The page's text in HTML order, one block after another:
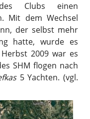
Clubs einen
Mit dem Wechsel
der selbst mehr
hatte, wurde es
2009 war es
SHM flogen nach
5 Yachten. (vgl.